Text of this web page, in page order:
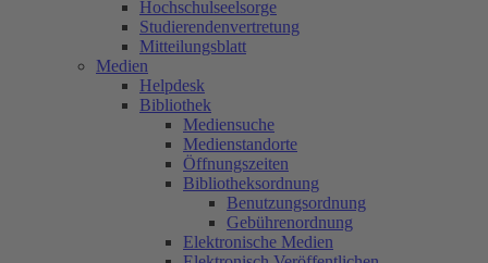
Hochschulseelsorge
Studierendenvertretung
Mitteilungsblatt
Medien
Helpdesk
Bibliothek
Mediensuche
Medienstandorte
Öffnungszeiten
Bibliotheksordnung
Benutzungsordnung
Gebührenordnung
Elektronische Medien